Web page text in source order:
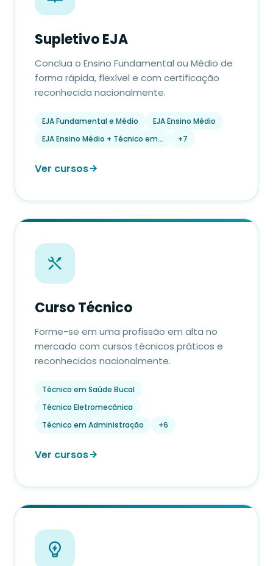
Supletivo EJA
Conclua o Ensino Fundamental ou Médio de
forma rápida, flexível e com certificação
reconhecida nacionalmente.
EJA Fundamental e Médio
EJA Ensino Médio
EJA Ensino Médio + Técnico em…
+7
Ver cursos
Curso Técnico
Forme-se em uma profissão em alta no
mercado com cursos técnicos práticos e
reconhecidos nacionalmente.
Técnico em Saúde Bucal
Técnico Eletromecânica
Técnico em Administração
+6
Ver cursos